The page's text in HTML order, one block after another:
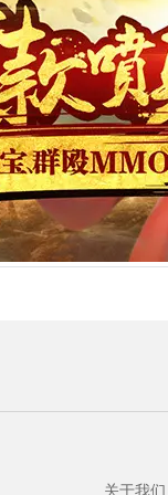
关于我们